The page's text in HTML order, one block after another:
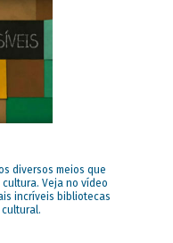
diversos meios que
cultura. Veja no vídeo
incríveis bibliotecas